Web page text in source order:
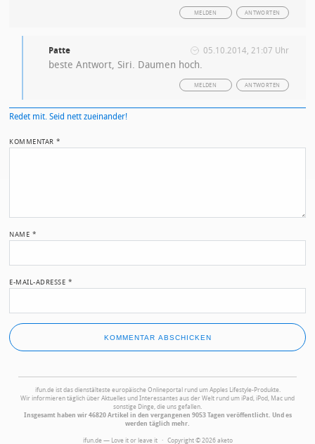
ANTWORTEN
MELDEN
Patte 05.10.2014, 21:07 Uhr
beste Antwort, Siri. Daumen hoch.
ANTWORTEN
MELDEN
Redet mit. Seid nett zueinander!
KOMMENTAR*
NAME *
E-MAIL-ADRESSE *
ifun.de ist das dienstälteste europäische Onlineportal rund um Apples Lifestyle-Produkte.
Wir informieren täglich über Aktuelles und Interessantes aus der Welt rund um iPad, iPod, Mac und
sonstige Dinge, die uns gefallen.
Insgesamt haben wir 46820 Artikel in den vergangenen 9053 Tagen veröffentlicht. Und es
werden täglich mehr.
ifun.de — Love it or leave it · Copyright © 2026 aketo